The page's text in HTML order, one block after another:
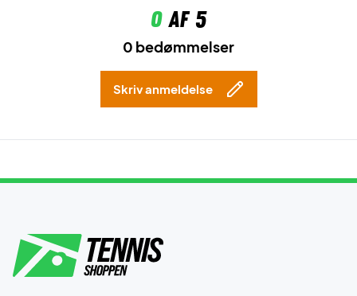
0af 5
0 bedømmelser
Skriv anmeldelse